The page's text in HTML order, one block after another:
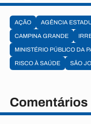
AÇÃO
AGÊNCIA
CAMPINA GRANDE
MINISTÉRIO PÚBLICO DA
RISCO À SAÚDE
SÃO
Comentários